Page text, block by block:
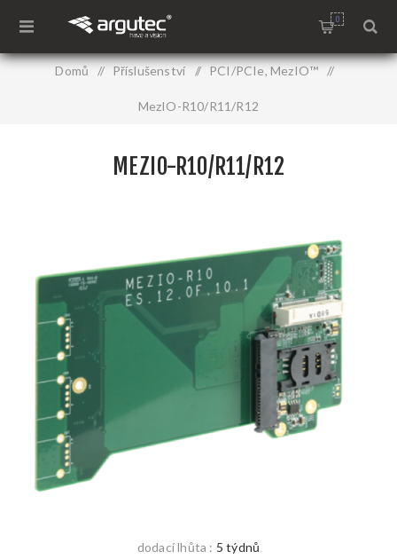
0
Domů / Příslušenství / PCI/PCIe, MezIO™ /
MezIO-R10/R11/R12
MEZIO-R10/R11/R12
dodací lhůta : 5 týdnů